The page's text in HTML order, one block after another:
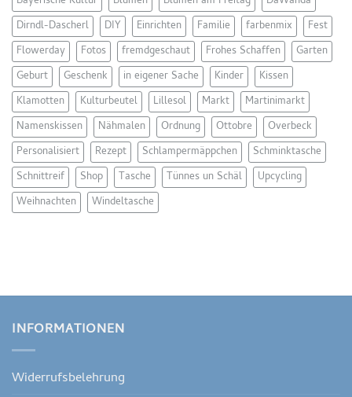
Dirndl-Dascherl
DIY Einrichten Familie farbenmix
Fest
Flowerday
Fotos fremdgeschaut Frohes Schaffen
Garten
Geburt
Geschenk in eigener Sache Kinder
Kissen
Klamotten
Kulturbeutel Lillesol Markt
Martinimarkt
Namenskissen
Nähmalen Ordnung Ottobre
Overbeck
Personalisiert
Rezept Schlampermäppchen
Schminktasche
Schnittreif
Shop Tasche Tünnes un Schäl
Upcycling
Weihnachten
Windeltasche
INFORMATIONEN
Widerrufsbelehrung